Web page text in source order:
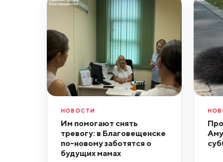
НОВОСТИ
Им помогают снять
тревогу: в Благовещенске
по-новому заботятся о
будущих мамах